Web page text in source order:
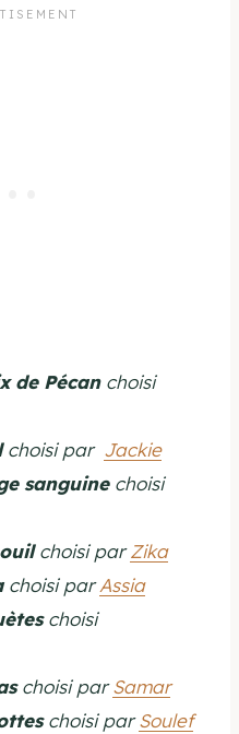
de Pécanchoisi
choisi par Jackie
sanguinechoisi
choisi parZika
choisi parAssia
choisi
choisi parSamar
choisi parSoulef